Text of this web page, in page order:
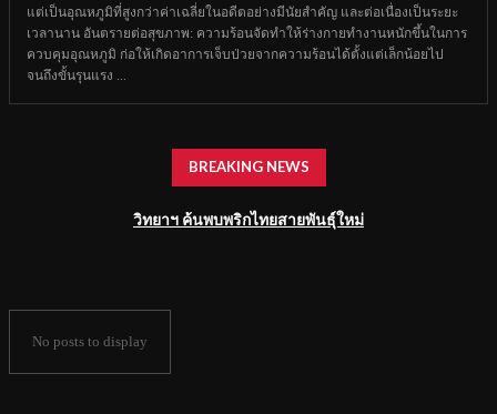
แต่เป็นอุณหภูมิที่สูงกว่าค่าเฉลี่ยในอดีตอย่างมีนัยสำคัญ และต่อเนื่องเป็นระยะ
เวลานาน อันตรายต่อสุขภาพ: ความร้อนจัดทำให้ร่างกายทำงานหนักขึ้นในการ
ควบคุมอุณหภูมิ ก่อให้เกิดอาการเจ็บป่วยจากความร้อนได้ตั้งแต่เล็กน้อยไป
จนถึงขั้นรุนแรง ...
BREAKING NEWS
วิทยาฯ ค้นพบพริกไทยสายพันธุ์ใหม่
No posts to display